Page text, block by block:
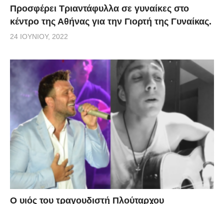
Προσφέρει Τριαντάφυλλα σε γυναίκες στο
κέντρο της Αθήνας για την Γιορτή της Γυναίκας.
24 ΙΟΥΝΊΟΥ, 2022
O υιός του τραγουδιστή Πλούταρχου